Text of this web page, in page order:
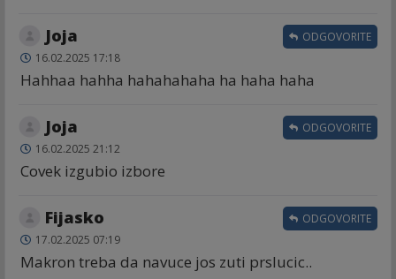
Joja
16.02.2025 17:18
Hahhaa hahha hahahahaha ha haha haha
ODGOVORITE
Joja
16.02.2025 21:12
Covek izgubio izbore
ODGOVORITE
Fijasko
17.02.2025 07:19
Makron treba da navuce jos zuti prslucic..
ODGOVORITE